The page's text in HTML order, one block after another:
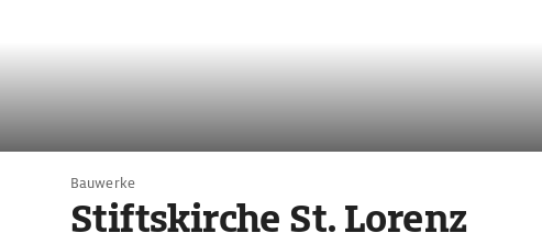
Bauwerke
Stiftskirche St. Lorenz